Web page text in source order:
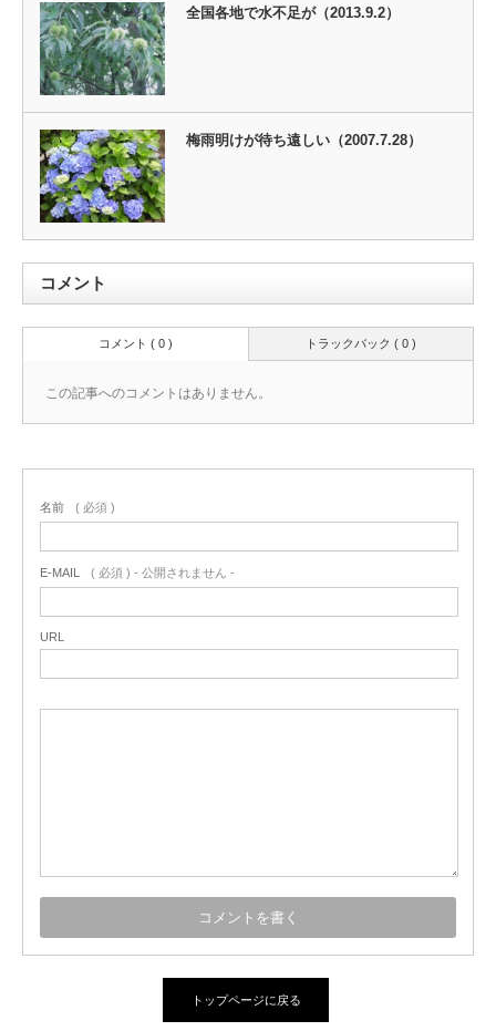
全国各地で水不足が（2013.9.2）
梅雨明けが待ち遠しい（2007.7.28）
コメント
トラックバック ( 0 )
コメント ( 0 )
この記事へのコメントはありません。
名前 ( 必須 )
E-MAIL ( 必須 ) - 公開されません -
URL
トップページに戻る